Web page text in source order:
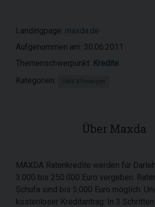
Landingpage: maxda.de
Aufgenommen am: 30.06.2011
Themenschwerpunkt: Kredite
Kategorien:
Geld & Finanzen
Über Maxda
MAXDA Ratenkredite werden für
3.000 bis 250.000 Euro vergeben.
Schufa sind bis 5.000 Euro möglich.
kostenloser Kreditantrag: In 3